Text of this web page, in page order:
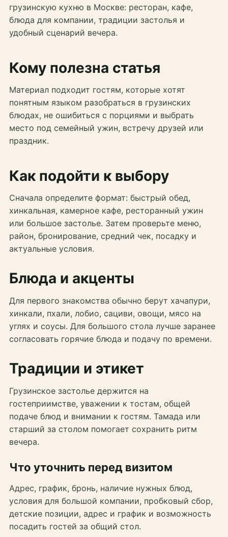
грузинскую кухню в Москве: ресторан, кафе,
блюда для компании, традиции застолья и
удобный сценарий вечера.
Кому полезна статья
Материал подходит гостям, которые хотят
понятным языком разобраться в грузинских
блюдах, не ошибиться с порциями и выбрать
место под семейный ужин, встречу друзей или
праздник.
Как подойти к выбору
Сначала определите формат: быстрый обед,
хинкальная, камерное кафе, ресторанный ужин
или большое застолье. Затем проверьте меню,
район, бронирование, средний чек, посадку и
актуальные условия.
Блюда и акценты
Для первого знакомства обычно берут хачапури,
хинкали, пхали, лобио, сациви, овощи, мясо на
углях и соусы. Для большого стола лучше заранее
согласовать горячие блюда и подачу по времени.
Традиции и этикет
Грузинское застолье держится на
гостеприимстве, уважении к тостам, общей
подаче блюд и внимании к гостям. Тамада или
старший за столом помогает сохранить ритм
вечера.
Что уточнить перед визитом
Адрес, график, бронь, наличие нужных блюд,
условия для большой компании, пробковый сбор,
детские позиции, адрес и график и возможность
посадить гостей за общий стол.